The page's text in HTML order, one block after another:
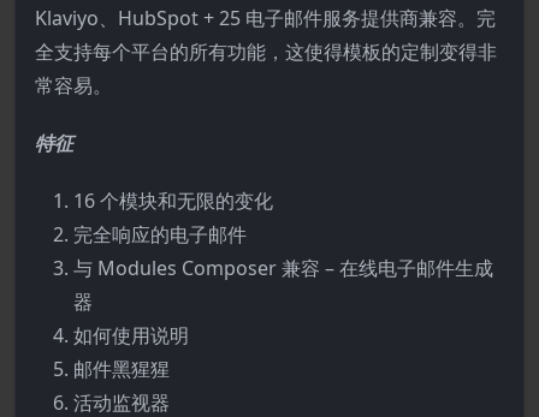
Klaviyo、HubSpot + 25 电子邮件服务提供商兼容。完
全支持每个平台的所有功能，这使得模板的定制变得非
常容易。
特征
16 个模块和无限的变化
完全响应的电子邮件
与 Modules Composer 兼容 – 在线电子邮件生成
器
如何使用说明
邮件黑猩猩
活动监视器